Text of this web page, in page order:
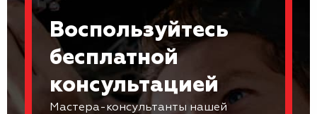
Воспользуйтесь
бесплатной
консультацией
Мастера-консультанты нашей